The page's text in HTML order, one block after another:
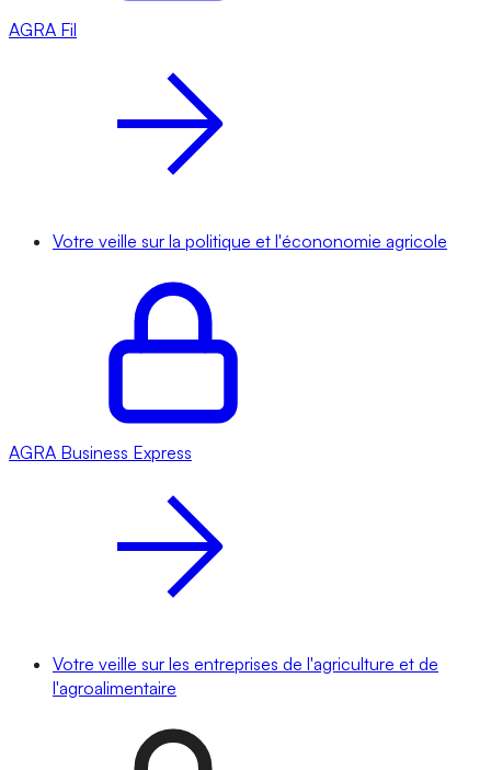
AGRA Fil
Votre veille sur la politique et l'écononomie agricole
AGRA Business Express
Votre veille sur les entreprises de l'agriculture et de
l'agroalimentaire